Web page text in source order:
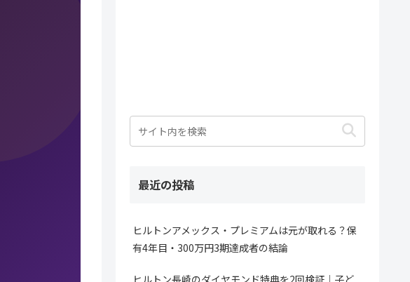
最近の投稿
ヒルトンアメックス・プレミアムは元が取れる？保
有4年目・300万円3期達成者の結論
ヒルトン長崎のダイヤモンド特典を2回検証｜子ど